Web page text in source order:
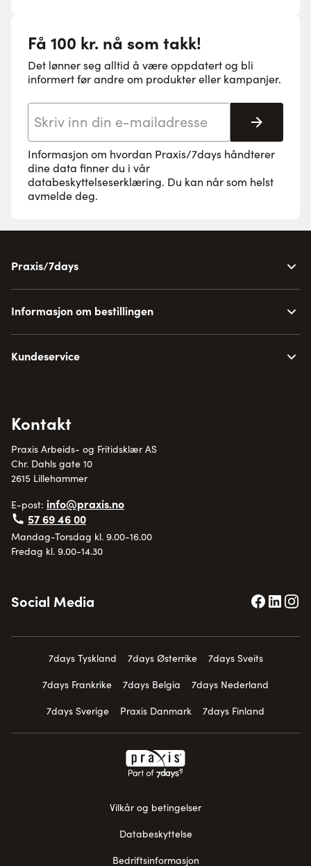
Få 100 kr. nå som takk!
Det lønner seg alltid å være oppdatert og bli
informert før andre om produkter eller kampanjer.
Informasjon om hvordan Praxis/7days håndterer
dine data finner du i vår
databeskyttelseserklæring. Du kan når som helst
avmelde deg.
Praxis/7days
Informasjon om bestillingen
Kundeservice
Kontakt
Praxis Arbeids- og Fritidsklær AS
Chr. Dahls gate 10
2615 Lillehammer
E-post: info@praxis.no
57 69 46 00
Mandag-Torsdag kl. 9.00-16.00
Fredag kl. 9.00-14.30
Social Media
7days Tyskland 7days Østerrike
7days Sveits
7days Frankrike
7days Belgia
7days Nederland
7days Sverige
Praxis Danmark 7days Finland
Vilkår og betingelser
Databeskyttelse
Bedriftsinformasjon